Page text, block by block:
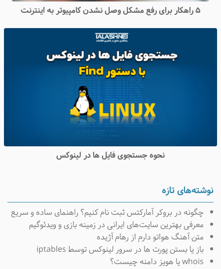
۵ راهکار برای رفع مشکل وصل نشدن کامپیوتر به اینترنت
نحوه جستجوی فایل ها در لینوکس
نوشته‌های تازه
چگونه در بروکر آمارکتس ثبت نام کنیم؟ راهنمای ساده و سریع
معرفی بهترین سایت‌های ایرانی در زمینه بازی و ویدئوگیم
متن آهنگ هواتو دارم از رهام آژیده
باز یا بستن پورت ها در سرور لینوکس توسط iptables
whois یا هویز دامنه چیست؟